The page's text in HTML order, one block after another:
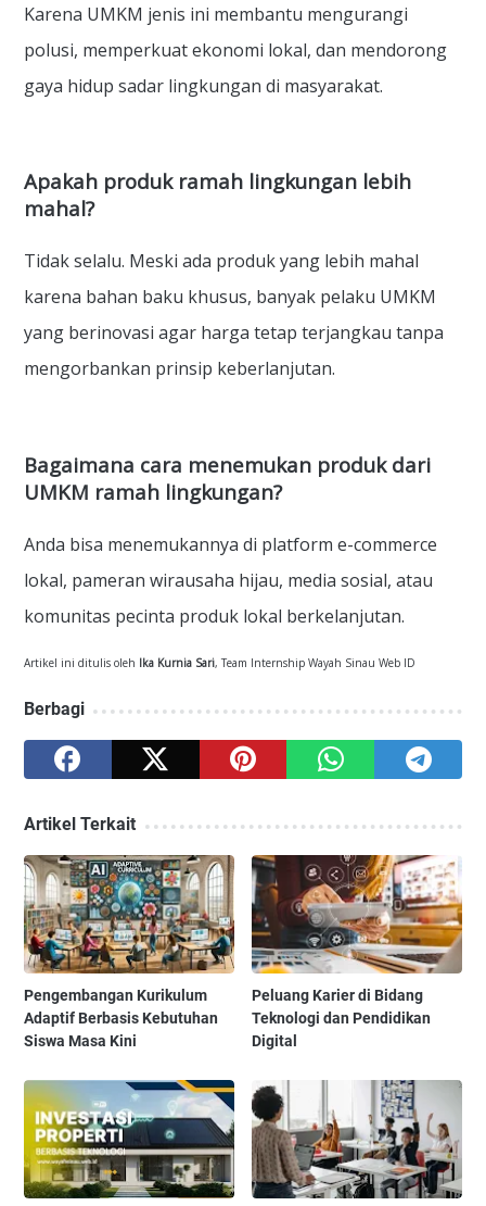
Karena UMKM jenis ini membantu mengurangi
polusi, memperkuat ekonomi lokal, dan mendorong
gaya hidup sadar lingkungan di masyarakat.
Apakah produk ramah lingkungan lebih
mahal?
Tidak selalu. Meski ada produk yang lebih mahal
karena bahan baku khusus, banyak pelaku UMKM
yang berinovasi agar harga tetap terjangkau tanpa
mengorbankan prinsip keberlanjutan.
Bagaimana cara menemukan produk dari
UMKM ramah lingkungan?
Anda bisa menemukannya di platform e-commerce
lokal, pameran wirausaha hijau, media sosial, atau
komunitas pecinta produk lokal berkelanjutan.
Artikel ini ditulis oleh Ika Kurnia Sari, Team Internship Wayah Sinau Web ID
Berbagi
Artikel Terkait
Pengembangan Kurikulum
Adaptif Berbasis Kebutuhan
Siswa Masa Kini
Peluang Karier di Bidang
Teknologi dan Pendidikan
Digital